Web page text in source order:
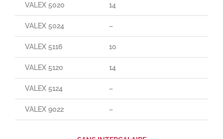
VALEX 5020 14
VALEX 5024 –
VALEX 5116 10
VALEX 5120 14
VALEX 5124 –
VALEX 9022 –